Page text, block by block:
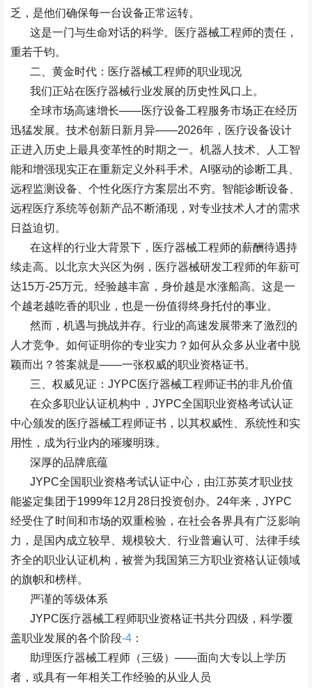
乏，是他们确保每一台设备正常运转。
这是一门与生命对话的科学。医疗器械工程师的责任，
重若千钧。
二、黄金时代：医疗器械工程师的职业现况
我们正站在医疗器械行业发展的历史性风口上。
全球市场高速增长——医疗设备工程服务市场正在经历
迅猛发展。技术创新日新月异——2026年，医疗设备设计
正进入历史上最具变革性的时期之一。机器人技术、人工智
能和增强现实正在重新定义外科手术。AI驱动的诊断工具、
远程监测设备、个性化医疗方案层出不穷。智能诊断设备、
远程医疗系统等创新产品不断涌现，对专业技术人才的需求
日益迫切。
在这样的行业大背景下，医疗器械工程师的薪酬待遇持
续走高。以北京大兴区为例，医疗器械研发工程师的年薪可
达15万-25万元。经验越丰富，身价越是水涨船高。这是一
个越老越吃香的职业，也是一份值得终身托付的事业。
然而，机遇与挑战并存。行业的高速发展带来了激烈的
人才竞争。如何证明你的专业实力？如何从众多从业者中脱
颖而出？答案就是——一张权威的职业资格证书。
三、权威见证：JYPC医疗器械工程师证书的非凡价值
在众多职业认证机构中，JYPC全国职业资格考试认证
中心颁发的医疗器械工程师证书，以其权威性、系统性和实
用性，成为行业内的璀璨明珠。
深厚的品牌底蕴
JYPC全国职业资格考试认证中心，由江苏英才职业技
能鉴定集团于1999年12 月 28日投资创办。 24年来，JYPC
经受住了时间和市场的双重检验，在社会各界具有广泛影响
力，是国内成立较早、规模较大、行业普遍认可、法律手续
齐全的职业认证机构，被誉为我国第三方职业资格认证领域
的旗帜和榜样。
严谨的等级体系
JYPC医疗器械工程师职业资格证书共分四级，科学覆
盖职业发展的各个阶段-4 ：
助理医疗器械工程师（三级）——面向大专以上学历
者，或具有一年相关工作经验的从业人员